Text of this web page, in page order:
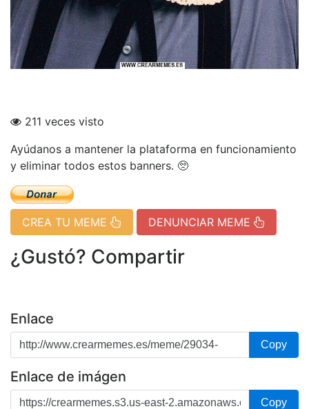
211 veces visto
Ayúdanos a mantener la plataforma en funcionamiento
y eliminar todos estos banners. 🥺
CREA TU MEME DENUNCIAR MEME
¿Gustó? Compartir
Enlace
Copy
Enlace de imágen
Copy